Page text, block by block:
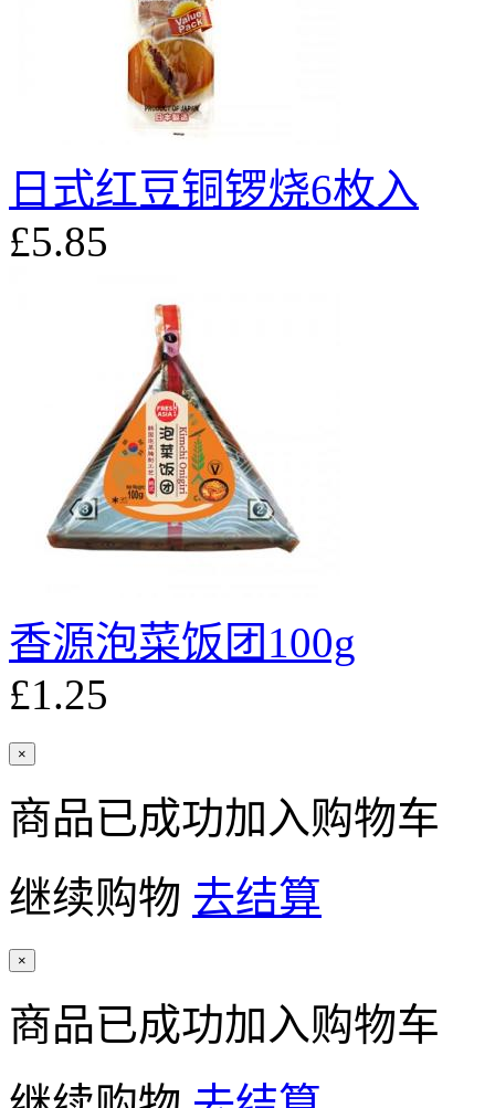
日式红豆铜锣烧6枚入
£5.85
香源泡菜饭团100g
£1.25
×
商品已成功加入购物车
继续购物 去结算
×
商品已成功加入购物车